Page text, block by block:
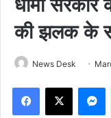
धामी सरकार
की झलक के
News Desk
Facebook
X